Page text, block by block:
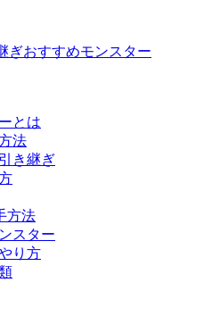
ぎおすすめモンスター
とは
法
き継ぎ
方法
スター
り方